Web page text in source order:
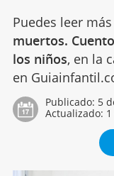
Puedes leer
muertos.
los niños, en la
en
Publicado: 5
Actualizado: